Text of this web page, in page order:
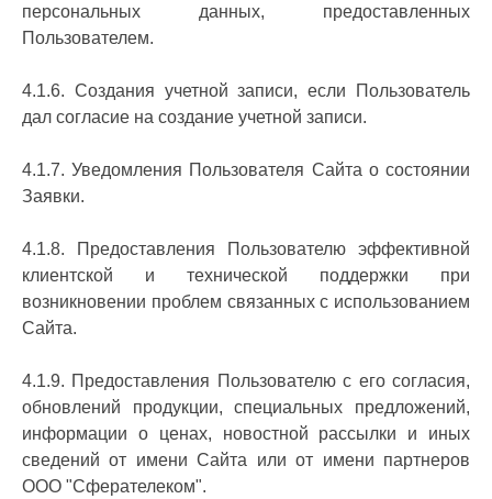
персональных данных, предоставленных
Пользователем.
4.1.6. Создания учетной записи, если Пользователь
дал согласие на создание учетной записи.
4.1.7. Уведомления Пользователя Сайта о состоянии
Заявки.
4.1.8. Предоставления Пользователю эффективной
клиентской и технической поддержки при
возникновении проблем связанных с использованием
Сайта.
4.1.9. Предоставления Пользователю с его согласия,
обновлений продукции, специальных предложений,
информации о ценах, новостной рассылки и иных
сведений от имени Сайта или от имени партнеров
ООО "Сферателеком".